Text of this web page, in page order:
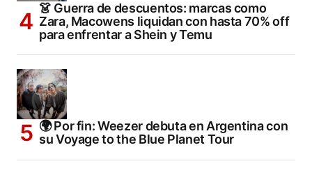
👗 Guerra de descuentos: marcas como
Zara, Macowens liquidan con hasta 70% off
para enfrentar a Shein y Temu
🌍 Por fin: Weezer debuta en Argentina con
su Voyage to the Blue Planet Tour